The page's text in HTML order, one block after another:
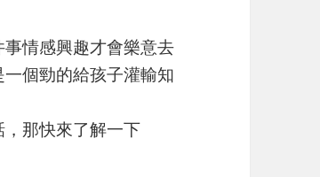
情感興趣才會樂意去
個勁的給孩子灌輸知
那快來了解一下